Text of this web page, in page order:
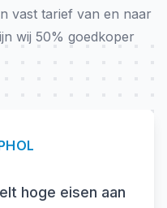
vast tarief van en naar
wij 50% goedkoper
hoge eisen aan